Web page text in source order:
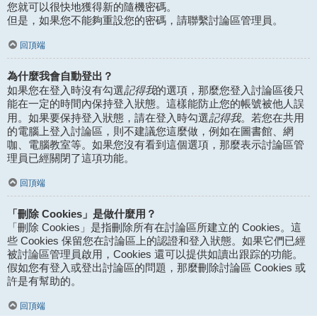
您就可以很快地獲得新的隨機密碼。
但是，如果您不能夠重設您的密碼，請聯繫討論區管理員。
回頂端
為什麼我會自動登出？
如果您在登入時沒有勾選記得我的選項，那麼您登入討論區後只
能在一定的時間內保持登入狀態。這樣能防止您的帳號被他人誤
用。如果要保持登入狀態，請在登入時勾選記得我。若您在共用
的電腦上登入討論區，則不建議您這麼做，例如在圖書館、網
咖、電腦教室等。如果您沒有看到這個選項，那麼表示討論區管
理員已經關閉了這項功能。
回頂端
「刪除 Cookies」是做什麼用？
「刪除 Cookies」是指刪除所有在討論區所建立的 Cookies。這
些 Cookies 保留您在討論區上的認證和登入狀態。如果它們已經
被討論區管理員啟用，Cookies 還可以提供如讀出跟踪的功能。
假如您有登入或登出討論區的問題，那麼刪除討論區 Cookies 或
許是有幫助的。
回頂端